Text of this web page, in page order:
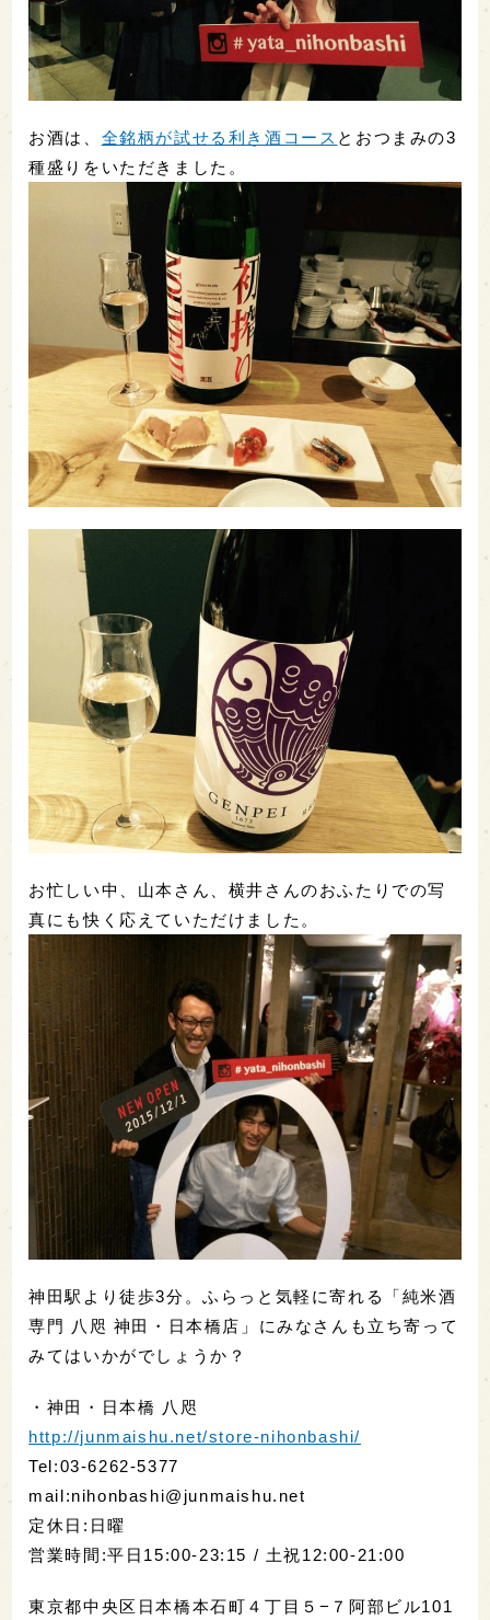
お酒は、 全銘柄が試せる利き酒コース とおつまみの3
種盛りをいただきました。
お忙しい中、山本さん、横井さんのおふたりでの写
真にも快く応えていただけました。
神田駅より徒歩3分。ふらっと気軽に寄れる「純米酒
専門 八咫 神田・日本橋店」にみなさんも立ち寄って
みてはいかがでしょうか？
・神田・日本橋 八咫
http://junmaishu.net/store-nihonbashi/
Tel:03-6262-5377
mail:nihonbashi@junmaishu.net
定休日:日曜
営業時間:平日15:00-23:15 / 土祝12:00-21:00
東京都中央区日本橋本石町４丁目５−７阿部ビル101